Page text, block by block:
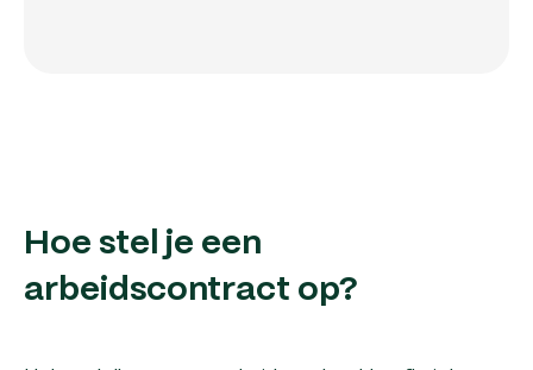
Hoe stel je een
arbeidscontract op?